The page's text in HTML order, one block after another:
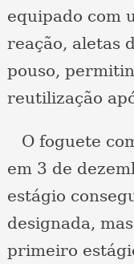
equipado com
reação, aletas
pouso,
reutilização
O foguete
em 3 de
estágio
designada,
primeiro